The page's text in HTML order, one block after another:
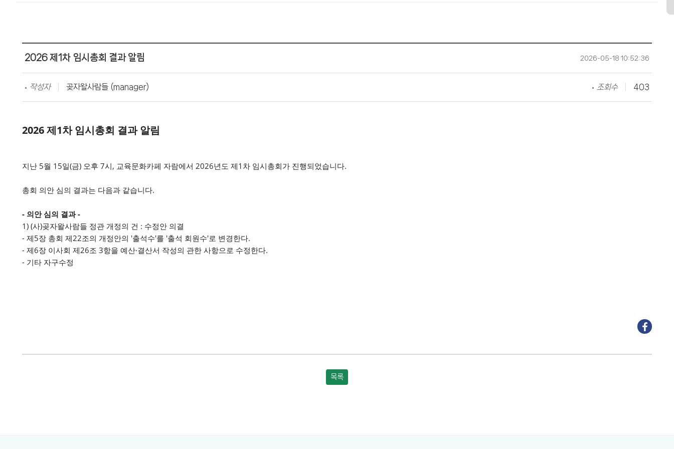
2026 제1차 임시총회 결과 알림 2026-05-18 10:52:36
작성자 곶자왈사람들 (manager) 조회수 403
2026 제1차 임시총회 결과 알림
지난 5월 15일(금) 오후 7시, 교육문화카페 자람에서 2026년도 제1차 임시총회가 진행되었습니다.
총회 의안 심의 결과는 다음과 같습니다.
- 의안 심의 결과 -
1) (사)곶자왈사람들 정관 개정의 건 : 수정안 의결
- 제5장 총회 제22조의 개정안의 '출석수'를 '출석 회원수'로 변경한다.
- 제6장 이사회 제26조 3항을 예산·결산서 작성의 관한 사항으로 수정한다.
- 기타 자구수정
목록